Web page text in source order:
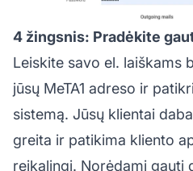
4 žingsnis: Pradėkite
Leiskite savo el. laiškams
jūsų MeTA1 adreso ir
sistemą. Jūsų klientai
greita ir patikima kliento
reikalingi. Norėdami gauti